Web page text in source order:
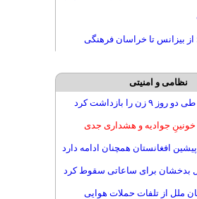
بیزانس تا خراسان فرهنگی
نظامی و امنیتی
را بازداشت کرد
خونینِ جوادیه و هشداری جدی
افغانستان همچنان ادامه دارد
بدخشان برای ساعاتی سقوط کرد
ملل از تلفات حملات هوایی